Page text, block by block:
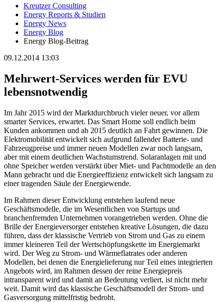
Kreutzer Consulting
Energy Reports & Studien
Energy News
Energy Blog
Energy Blog-Beitrag
09.12.2014 13:03
Mehrwert-Services werden für EVU
lebensnotwendig
Im Jahr 2015 wird der Marktdurchbruch vieler neuer, vor allem
smarter Services, erwartet. Das Smart Home soll endlich beim
Kunden ankommen und ab 2015 deutlich an Fahrt gewinnen. Die
Elektromobilität entwickelt sich aufgrund fallender Batterie- und
Fahrzeugpreise und immer neuen Modellen zwar noch langsam,
aber mit einem deutlichen Wachstumstrend. Solaranlagen mit und
ohne Speicher werden verstärkt über Miet- und Pachtmodelle an den
Mann gebracht und die Energieeffizienz entwickelt sich langsam zu
einer tragenden Säule der Energiewende.
Im Rahmen dieser Entwicklung entstehen laufend neue
Geschäftsmodelle, die im Wesentlichen von Startups und
branchenfremden Unternehmen vorangetrieben werden. Ohne die
Brille der Energieversorger entstehen kreative Lösungen, die dazu
führen, dass der klassische Vertrieb von Strom und Gas zu einem
immer kleineren Teil der Wertschöpfungskette im Energiemarkt
wird. Der Weg zu Strom- und Wärmeflatrates oder anderen
Modellen, bei denen die Energielieferung nur Teil eines integrierten
Angebots wird, im Rahmen dessen der reine Energiepreis
intransparent wird und damit an Bedeutung verliert, ist nicht mehr
weit. Damit wird das klassische Geschäftsmodell der Strom- und
Gasversorgung mittelfristig bedroht.